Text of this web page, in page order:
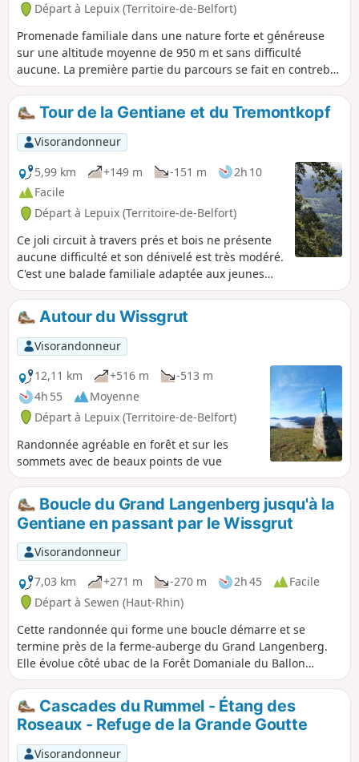
Départ à Lepuix (Territoire-de-Belfort)
Promenade familiale dans une nature forte et généreuse
sur une altitude moyenne de 950 m et sans difficulté
aucune. La première partie du parcours se fait en contrebas
du Plain de la Gentiane, dans la forêt parmi des arbres
centenaires et une végétation luxuriante. Arrivé à la
chaume du Wissgrut, le retour se fait sur la crête dans les
pâturages baignés de soleil avec une vue panoramique sur
quatre départements.
Tour de la Gentiane et du Tremontkopf
Visorandonneur
5,99 km
+149 m -151 m
2h 10
Facile
Départ à Lepuix (Territoire-de-Belfort)
Ce joli circuit à travers prés et bois ne présente
aucune difficulté et son dénivelé est très modéré.
C'est une balade familiale adaptée aux jeunes
enfants. Elle offre quelques beaux points de vue
et permet de découvrir les pentes herbeuses de
la Gentiane, du Wissgrut et du Tremontkopf ainsi
que des chemins forestiers peu fréquentés.
Autour du Wissgrut
Visorandonneur
12,11 km
+516 m
-513 m
4h 55
Moyenne
Départ à Lepuix (Territoire-de-Belfort)
Randonnée agréable en forêt et sur les
sommets avec de beaux points de vue
Boucle du Grand Langenberg jusqu'à la
Gentiane en passant par le Wissgrut
Visorandonneur
7,03 km
+271 m -270 m 2h 45
Facile
Départ à Sewen (Haut-Rhin)
Cette randonnée qui forme une boucle démarre et se
termine près de la ferme-auberge du Grand Langenberg.
Elle évolue côté ubac de la Forêt Domaniale du Ballon
d'Alsace au-dessus des vallons du Wagenstallbach et de la
Doller. Elle mène sur la crête des chaumes du Wissgrut et
de la Gentiane, qui marque la frontière des départements
68 et 90, puis passe en dessous de la Tête des Redoutes
pour retourner au point de départ.
Cascades du Rummel - Étang des
Roseaux - Refuge de la Grande Goutte
Visorandonneur